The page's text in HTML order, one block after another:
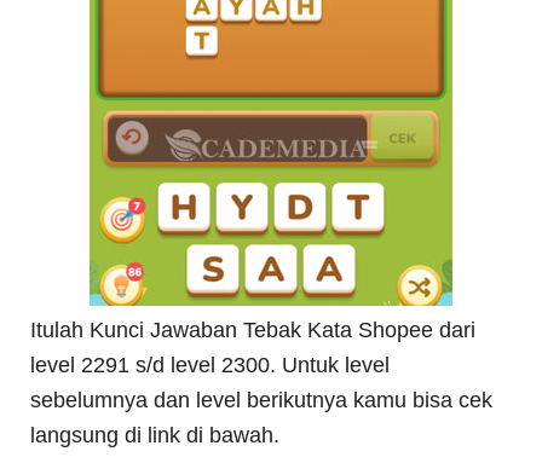
Itulah Kunci Jawaban Tebak Kata Shopee dari
level 2291 s/d level 2300. Untuk level
sebelumnya dan level berikutnya kamu bisa cek
langsung di link di bawah.